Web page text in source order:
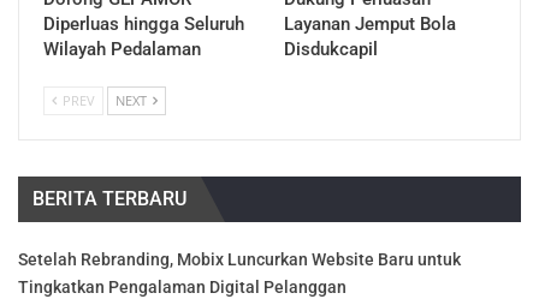
Diperluas hingga Seluruh
Wilayah Pedalaman
Layanan Jemput Bola
Disdukcapil
PREV NEXT
BERITA TERBARU
Setelah Rebranding, Mobix Luncurkan Website Baru untuk
Tingkatkan Pengalaman Digital Pelanggan